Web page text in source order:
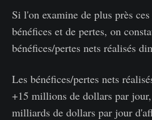
Si l'on examine de plus près
bénéfices et de pertes, on
bénéfices/pertes nets réalisés
Les bénéfices/pertes nets
+15 millions de dollars par
milliards de dollars par jour